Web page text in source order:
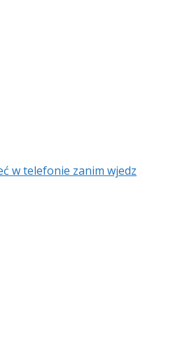
w telefonie zanim wjedz